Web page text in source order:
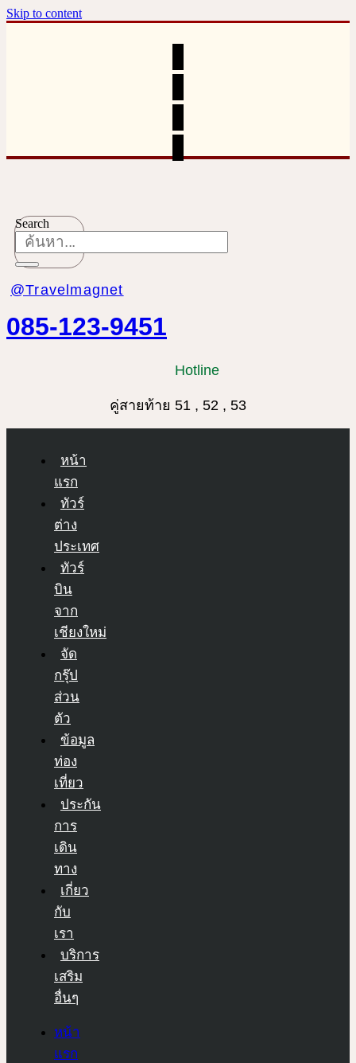
Skip to content
Search
@Travelmagnet
085-123-9451
Hotline
คู่สายท้าย 51 , 52 , 53
หน้า
แรก
ทัวร์
ต่าง
ประเทศ
ทัวร์
บิน
จาก
เชียงใหม่
จัด
กรุ๊ป
ส่วน
ตัว
ข้อมูล
ท่อง
เที่ยว
ประกัน
การ
เดิน
ทาง
เกี่ยว
กับ
เรา
บริการ
เสริม
อื่นๆ
หน้า
แรก